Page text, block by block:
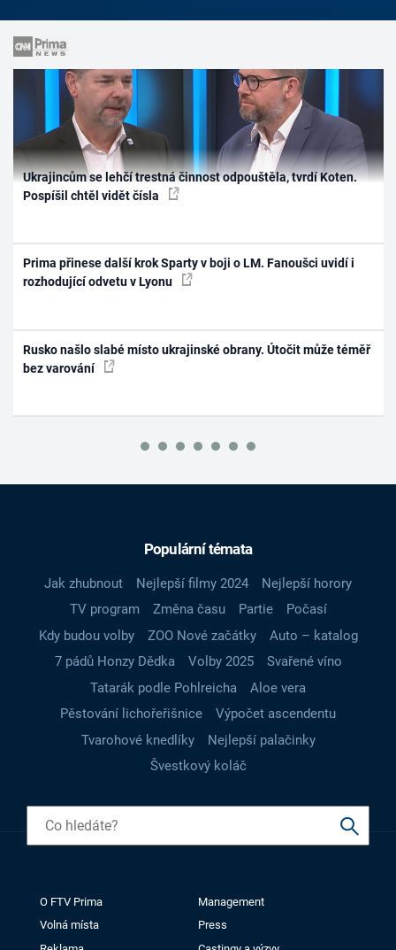
Ukrajincům se lehčí trestná činnost odpouštěla, tvrdí Koten.
Pospíšil chtěl vidět čísla
Prima přinese další krok Sparty v boji o LM. Fanoušci uvidí i
rozhodující odvetu v Lyonu
Rusko našlo slabé místo ukrajinské obrany. Útočit může téměř
bez varování
Populární témata
Jak zhubnout Nejlepší filmy 2024
Nejlepší horory
TV program
Změna času Partie
Počasí
Kdy budou volby
ZOO Nové začátky
Auto – katalog
7 pádů Honzy Dědka
Volby 2025
Svařené víno
Tatarák podle Pohlreicha
Aloe vera
Pěstování lichořeřišnice
Výpočet ascendentu
Tvarohové knedlíky
Nejlepší palačinky
Švestkový koláč
O FTV Prima
Management
Volná místa
Press